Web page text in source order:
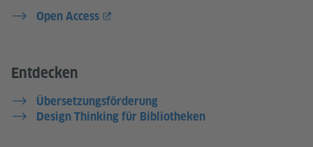
Open Access
Entdecken
Übersetzungsförderung
Design Thinking für Bibliotheken